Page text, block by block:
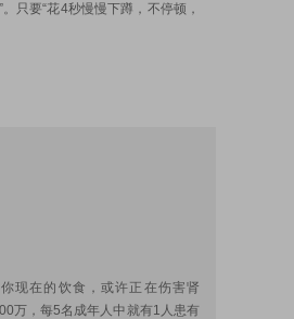
只要“花4秒慢慢下蹲，不停顿，
现在的饮食，或许正在伤害肾
万，每5名成年人中就有1人患有